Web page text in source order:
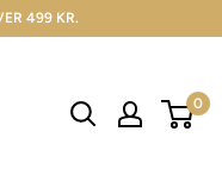
499 KR.
0